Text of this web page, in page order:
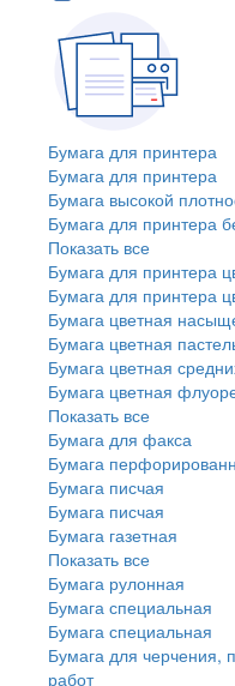
Бумага для принтера
Бумага для принтера
Бумага высокой
Бумага для принтера
Показать все
Бумага для принтера
Бумага для принтера
Бумага цветная
Бумага цветная
Бумага цветная
Бумага цветная
Показать все
Бумага для факса
Бумага
Бумага писчая
Бумага писчая
Бумага газетная
Показать все
Бумага рулонная
Бумага специальная
Бумага специальная
Бумага для черчения,
работ